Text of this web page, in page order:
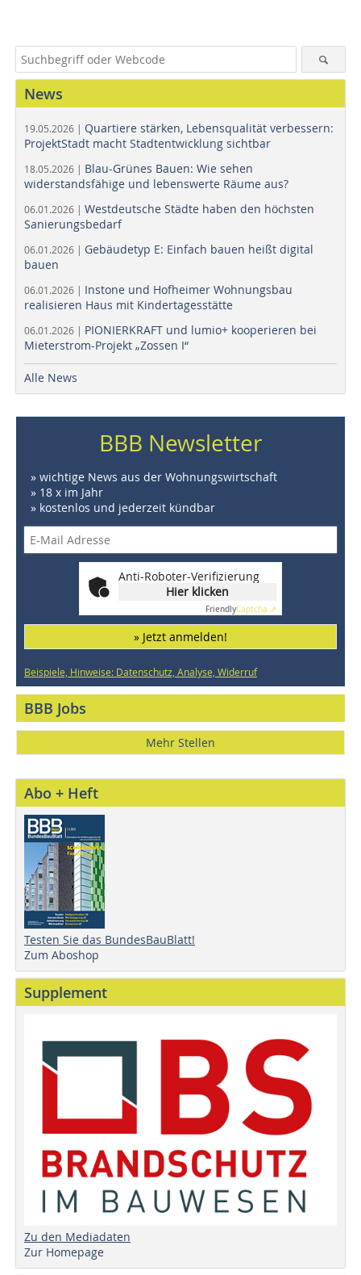
News
19.05.2026 | Quartiere stärken, Lebensqualität verbessern:
ProjektStadt macht Stadtentwicklung sichtbar
18.05.2026 | Blau-Grünes Bauen: Wie sehen
widerstandsfähige und lebenswerte Räume aus?
06.01.2026 | Westdeutsche Städte haben den höchsten
Sanierungsbedarf
06.01.2026 | Gebäudetyp E: Einfach bauen heißt digital
bauen
06.01.2026 | Instone und Hofheimer Wohnungsbau
realisieren Haus mit Kindertagesstätte
06.01.2026 | PIONIERKRAFT und lumio+ kooperieren bei
Mieterstrom-Projekt „Zossen I“
Alle News
BBB Newsletter
» wichtige News aus der Wohnungswirtschaft
» 18 x im Jahr
» kostenlos und jederzeit kündbar
Anti-Roboter-Verifizierung
Hier klicken
FriendlyCaptcha ⇗
» Jetzt anmelden!
Beispiele, Hinweise: Datenschutz, Analyse, Widerruf
BBB Jobs
Mehr Stellen
Abo + Heft
Testen Sie das BundesBauBlatt!
Zum Aboshop
Supplement
Zu den Mediadaten
Zur Homepage